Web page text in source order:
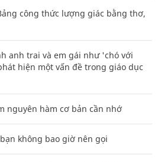
công thức lượng giác bằng thơ,
anh trai và em gái như 'chó với
hiện một vấn đề trong giáo dục
nguyên hàm cơ bản cần nhớ
không bao giờ nên gọi